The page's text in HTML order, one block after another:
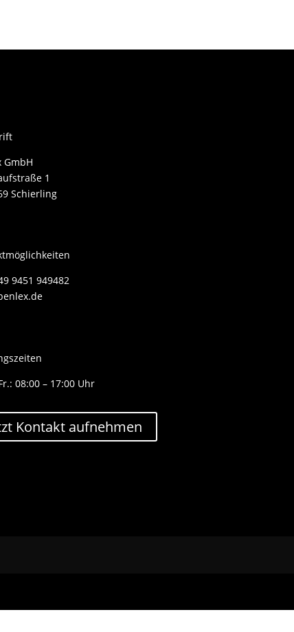
GmbH
1
Schierling
9451 949482
08:00 – 17:00 Uhr
Kontakt aufnehmen